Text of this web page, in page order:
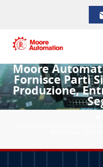
Moore
Fornisce Parti
Produzione,